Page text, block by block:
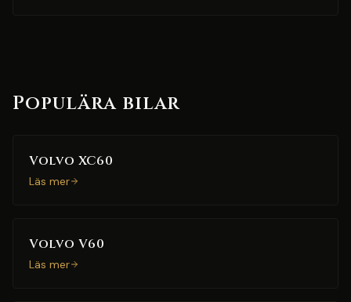
Populära bilar
Volvo XC60
Läs mer
Volvo V60
Läs mer